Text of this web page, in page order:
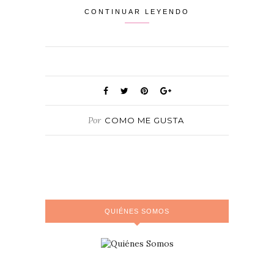
CONTINUAR LEYENDO
Por COMO ME GUSTA
QUIÉNES SOMOS